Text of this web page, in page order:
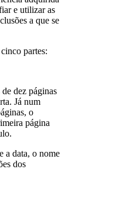
e utilizar as
a que se
partes:
dez páginas
Já num
o
página
a data, o nome
dos